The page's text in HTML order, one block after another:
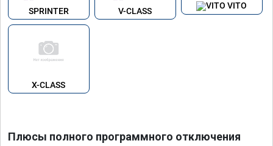
SPRINTER V-CLASS
VITO
X-CLASS
Плюсы полного программного отключения